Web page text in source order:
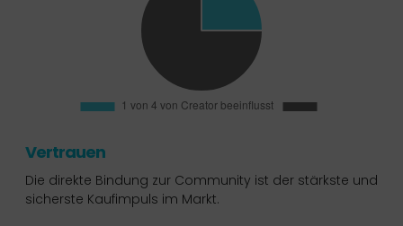
Vertrauen
Die direkte Bindung zur Community ist der stärkste und
sicherste Kaufimpuls im Markt.